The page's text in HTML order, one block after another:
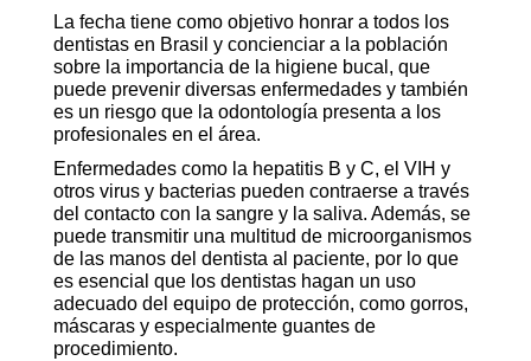
La fecha tiene como objetivo honrar a todos los
dentistas en Brasil y concienciar a la población
sobre la importancia de la higiene bucal, que
puede prevenir diversas enfermedades y también
es un riesgo que la odontología presenta a los
profesionales en el área.
Enfermedades como la hepatitis B y C, el VIH y
otros virus y bacterias pueden contraerse a través
del contacto con la sangre y la saliva. Además, se
puede transmitir una multitud de microorganismos
de las manos del dentista al paciente, por lo que
es esencial que los dentistas hagan un uso
adecuado del equipo de protección, como gorros,
máscaras y especialmente guantes de
procedimiento.